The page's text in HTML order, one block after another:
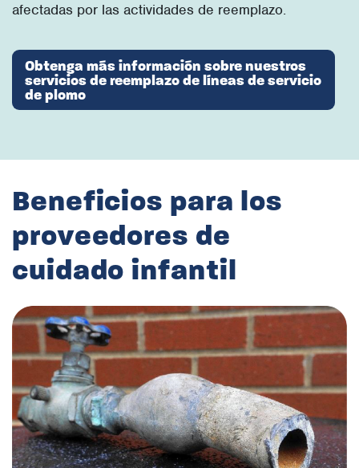
afectadas por las actividades de reemplazo.
Obtenga más información sobre nuestros
servicios de reemplazo de líneas de servicio
de plomo
Beneficios para los
proveedores de
cuidado infantil